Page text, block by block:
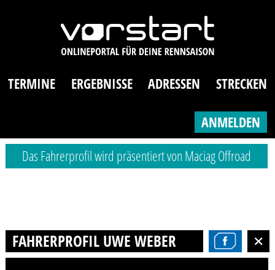
TERMINE ERGEBNISSE ADRESSEN STRECKEN
ANMELDEN
Das Fahrerprofil wird präsentiert von Maciag Offroad
FAHRERPROFIL UWE WEBER